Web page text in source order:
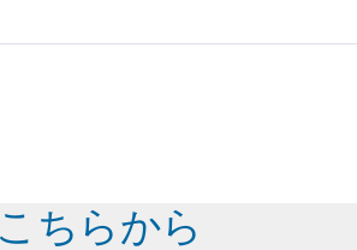
ちらから